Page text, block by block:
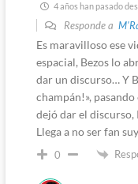
4 años han pasado
Responde a
Es maravilloso ese
espacial, Bezos lo
dar un discurso… Y
champán!»,
dejó dar el discurso,
Llega a no ser fan
0